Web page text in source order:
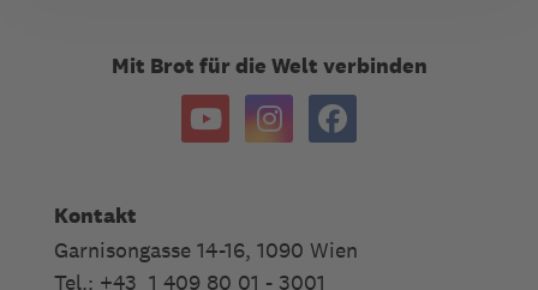
Mit Brot für die Welt verbinden
Kontakt
Garnisongasse 14-16, 1090 Wien
Tel.: +43 1 409 80 01 - 3001